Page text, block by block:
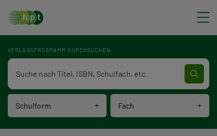
VERLAGSPROGRAMM DURCHSUCHEN
Schulform Fach
Verlagsprogramm Volltextsuche